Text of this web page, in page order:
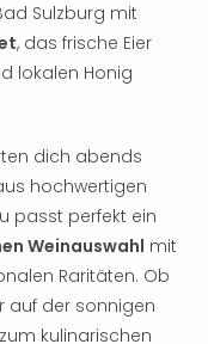
Sulzburg mit
, das frische Eier
lokalen Honig
dich abends
hochwertigen
passt perfekt ein
Weinauswahl mit
Raritäten. Ob
auf der sonnigen
kulinarischen